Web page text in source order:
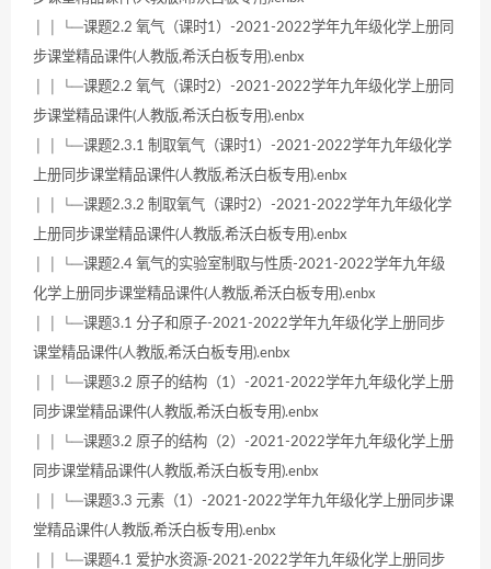
│ │ └─课题2.2 氧气（课时1）-2021-2022学年九年级化学上册同
步课堂精品课件(人教版,希沃白板专用).enbx
│ │ └─课题2.2 氧气（课时2）-2021-2022学年九年级化学上册同
步课堂精品课件(人教版,希沃白板专用).enbx
│ │ └─课题2.3.1 制取氧气（课时1）-2021-2022学年九年级化学
上册同步课堂精品课件(人教版,希沃白板专用).enbx
│ │ └─课题2.3.2 制取氧气（课时2）-2021-2022学年九年级化学
上册同步课堂精品课件(人教版,希沃白板专用).enbx
│ │ └─课题2.4 氧气的实验室制取与性质-2021-2022学年九年级
化学上册同步课堂精品课件(人教版,希沃白板专用).enbx
│ │ └─课题3.1 分子和原子-2021-2022学年九年级化学上册同步
课堂精品课件(人教版,希沃白板专用).enbx
│ │ └─课题3.2 原子的结构（1）-2021-2022学年九年级化学上册
同步课堂精品课件(人教版,希沃白板专用).enbx
│ │ └─课题3.2 原子的结构（2）-2021-2022学年九年级化学上册
同步课堂精品课件(人教版,希沃白板专用).enbx
│ │ └─课题3.3 元素（1）-2021-2022学年九年级化学上册同步课
堂精品课件(人教版,希沃白板专用).enbx
│ │ └─课题4.1 爱护水资源-2021-2022学年九年级化学上册同步